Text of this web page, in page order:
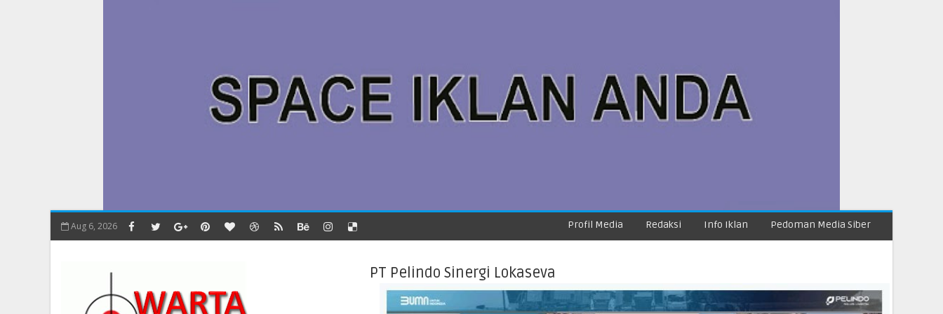
Aug 6, 2026 Profil Media Redaksi Info Iklan Pedoman Media Siber
PT Pelindo Sinergi Lokaseva